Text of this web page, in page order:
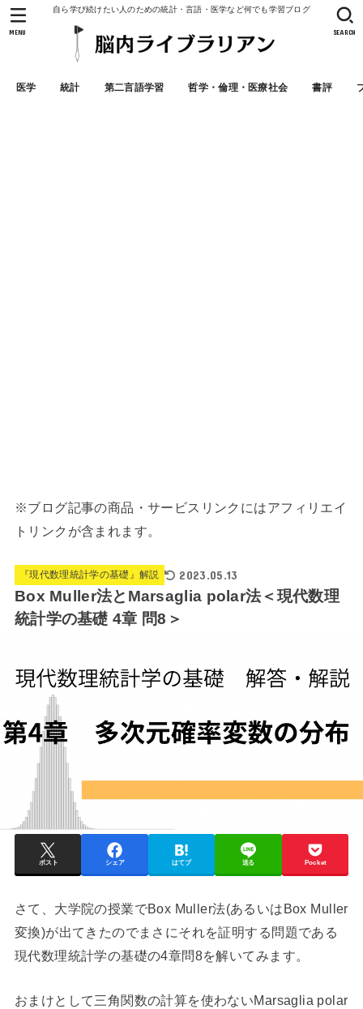
自ら学び続けたい人のための統計・言語・医学など何でも学習ブログ
医学 統計 第二言語学習 哲学・倫理・医療社会 書評
SEARCH
MENU
※ブログ記事の商品・サービスリンクにはアフィリエイ
トリンクが含まれます。
『現代数理統計学の基礎』解説 2023.05.13
Box Muller法とMarsaglia polar法＜現代数理
統計学の基礎 4章 問8＞
ポスト シェア はてブ 送る Pocket
さて、大学院の授業でBox Muller法(あるいはBox Muller
変換)が出てきたのでまさにそれを証明する問題である
現代数理統計学の基礎の4章問8を解いてみます。
おまけとして三角関数の計算を使わないMarsaglia polar